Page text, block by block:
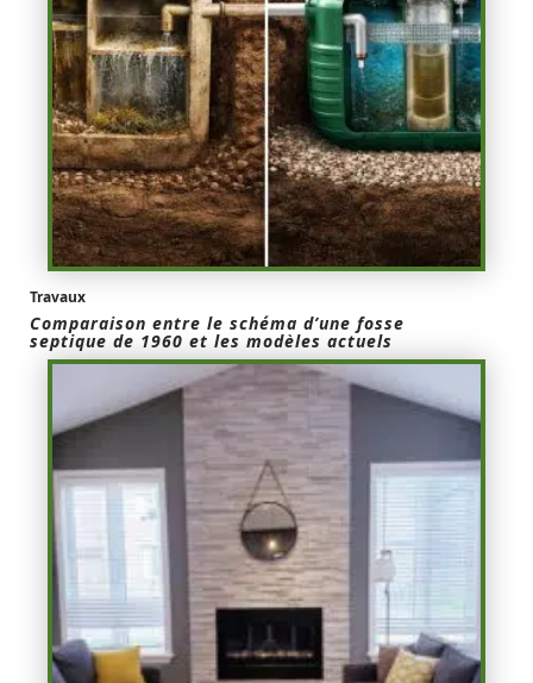
Travaux
Comparaison entre le schéma d’une fosse
septique de 1960 et les modèles actuels